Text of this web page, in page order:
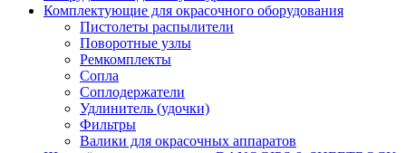
Комплектующие для окрасочного оборудования
Пистолеты распылители
Поворотные узлы
Ремкомплекты
Сопла
Соплодержатели
Удлинитель (удочки)
Фильтры
Валики для окрасочных аппаратов